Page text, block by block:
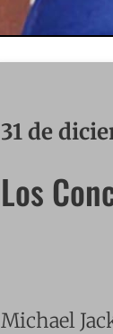
31 de
Los
Michael